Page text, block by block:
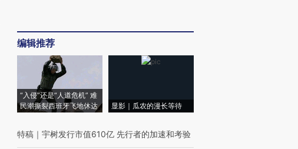
编辑推荐
“入侵”还是“人道危机” 难
民潮撕裂西班牙飞地休达
显影｜瓜农的漫长等待
特稿 ｜ 宇树发行市值610亿 先行者的加速和考验